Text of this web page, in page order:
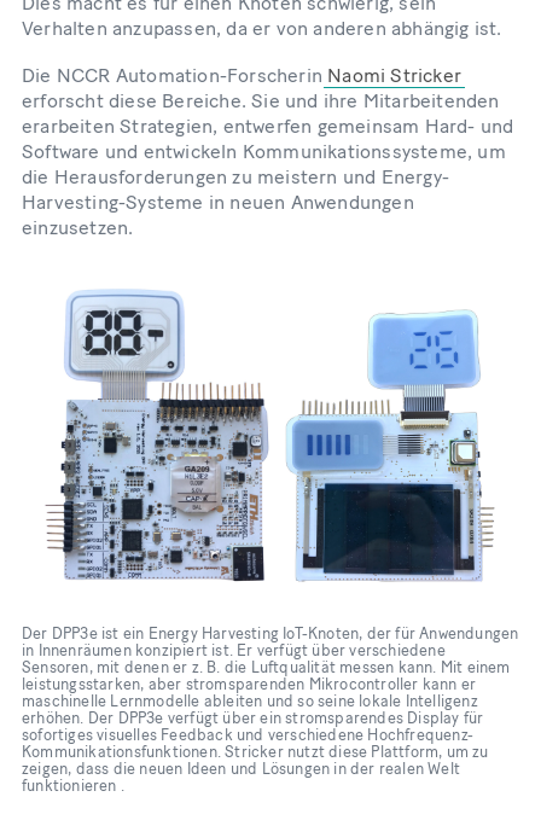
Verhalten anzupassen, da er von anderen abhängig ist.
Die NCCR Automation-Forscherin Naomi Stricker
erforscht diese Bereiche. Sie und ihre Mitarbeitenden
erarbeiten Strategien, entwerfen gemeinsam Hard- und
Software und entwickeln Kommunikationssysteme, um
die Herausforderungen zu meistern und Energy-
Harvesting-Systeme in neuen Anwendungen
einzusetzen.
Der DPP3e ist ein Energy Harvesting IoT-Knoten, der für Anwendungen
in Innenräumen konzipiert ist. Er verfügt über verschiedene
Sensoren, mit denen er z. B. die Luftqualität messen kann. Mit einem
leistungsstarken, aber stromsparenden Mikrocontroller kann er
maschinelle Lernmodelle ableiten und so seine lokale Intelligenz
erhöhen. Der DPP3e verfügt über ein stromsparendes Display für
sofortiges visuelles Feedback und verschiedene Hochfrequenz-
Kommunikationsfunktionen. Stricker nutzt diese Plattform, um zu
zeigen, dass die neuen Ideen und Lösungen in der realen Welt
funktionieren .